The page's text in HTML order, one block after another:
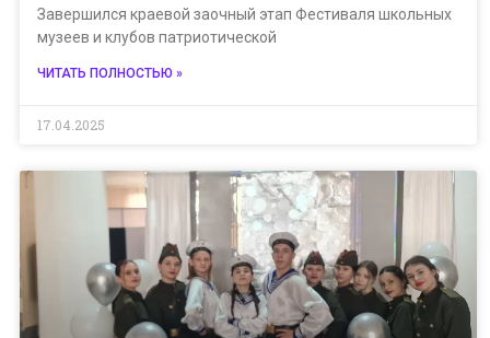
Завершился краевой заочный этап Фестиваля школьных
музеев и клубов патриотической
ЧИТАТЬ ПОЛНОСТЬЮ »
17.04.2025